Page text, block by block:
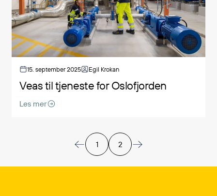
15. september 2025 Egil Krokan
Veas til tjeneste for Oslofjorden
Les mer
1 2